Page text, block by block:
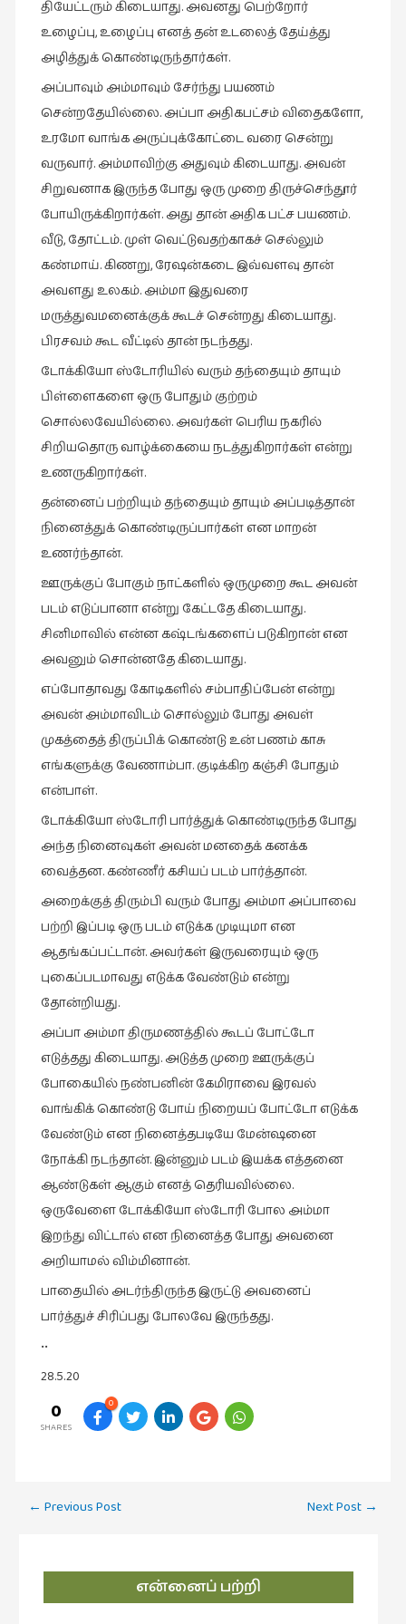
சிறிய
உண்மைகள்
சிறுகதை
சினிமா
சுழலும்
பார்வைகள்
தனிமை
கொண்டவர்கள்
திரை
எழுத்து
நாடகம்
நாவல்கள்
நாவல்கள்
நினைவுகுறிப்பு
நுண்கலை
நுண்கலை
நூலக
மனிதர்கள்
நேர்காணல்
படித்தவை
பயணங்கள்
பரிந்துரை
புகைப்படக்கலை
புத்தக
கண்காட்சி2019
புத்தக
விமர்சனம்
புத்தகக்
காட்சி
தினங்கள்
புனைவுக்குறிப்புகள்
மொழியாக்கம்
தியேட்டரும் கிடையாது. அவனது பெற்றோர்
உழைப்பு, உழைப்பு எனத் தன் உடலைத் தேய்த்து
அழித்துக் கொண்டிருந்தார்கள்.
அப்பாவும் அம்மாவும் சேர்ந்து பயணம்
சென்றதேயில்லை. அப்பா அதிகபட்சம் விதைகளோ,
உரமோ வாங்க அருப்புக்கோட்டை வரை சென்று
வருவார். அம்மாவிற்கு அதுவும் கிடையாது. அவன்
சிறுவனாக இருந்த போது ஒரு முறை திருச்செந்தூர்
போயிருக்கிறார்கள். அது தான் அதிக பட்ச பயணம்.
வீடு, தோட்டம். முள் வெட்டுவதற்காகச் செல்லும்
கண்மாய். கிணறு, ரேஷன்கடை இவ்வளவு தான்
அவளது உலகம். அம்மா இதுவரை
மருத்துவமனைக்குக் கூடச் சென்றது கிடையாது.
பிரசவம் கூட வீட்டில் தான் நடந்தது.
டோக்கியோ ஸ்டோரியில் வரும் தந்தையும் தாயும்
பிள்ளைகளை ஒரு போதும் குற்றம்
சொல்லவேயில்லை. அவர்கள் பெரிய நகரில்
சிறியதொரு வாழ்க்கையை நடத்துகிறார்கள் என்று
உணருகிறார்கள்.
தன்னைப் பற்றியும் தந்தையும் தாயும் அப்படித்தான்
நினைத்துக் கொண்டிருப்பார்கள் என மாறன்
உணர்ந்தான்.
ஊருக்குப் போகும் நாட்களில் ஒருமுறை கூட அவன்
படம் எடுப்பானா என்று கேட்டதே கிடையாது.
சினிமாவில் என்ன கஷ்டங்களைப் படுகிறான் என
அவனும் சொன்னதே கிடையாது.
எப்போதாவது கோடிகளில் சம்பாதிப்பேன் என்று
அவன் அம்மாவிடம் சொல்லும் போது அவள்
முகத்தைத் திருப்பிக் கொண்டு உன் பணம் காசு
எங்களுக்கு வேணாம்பா. குடிக்கிற கஞ்சி போதும்
என்பாள்.
டோக்கியோ ஸ்டோரி பார்த்துக் கொண்டிருந்த போது
அந்த நினைவுகள் அவன் மனதைக் கனக்க
வைத்தன. கண்ணீர் கசியப் படம் பார்த்தான்.
அறைக்குத் திரும்பி வரும் போது அம்மா அப்பாவை
பற்றி இப்படி ஒரு படம் எடுக்க முடியுமா என
ஆதங்கப்பட்டான். அவர்கள் இருவரையும் ஒரு
புகைப்படமாவது எடுக்க வேண்டும் என்று
தோன்றியது.
அப்பா அம்மா திருமணத்தில் கூடப் போட்டோ
எடுத்தது கிடையாது. அடுத்த முறை ஊருக்குப்
போகையில் நண்பனின் கேமிராவை இரவல்
வாங்கிக் கொண்டு போய் நிறையப் போட்டோ எடுக்க
வேண்டும் என நினைத்தபடியே மேன்ஷனை
நோக்கி நடந்தான். இன்னும் படம் இயக்க எத்தனை
ஆண்டுகள் ஆகும் எனத் தெரியவில்லை.
ஒருவேளை டோக்கியோ ஸ்டோரி போல அம்மா
இறந்து விட்டால் என நினைத்த போது அவனை
அறியாமல் விம்மினான்.
பாதையில் அடர்ந்திருந்த இருட்டு அவனைப்
பார்த்துச் சிரிப்பது போலவே இருந்தது.
••
28.5.20
0
SHARES
0
Post
← Previous Post Next Post →
என்னைப் பற்றி